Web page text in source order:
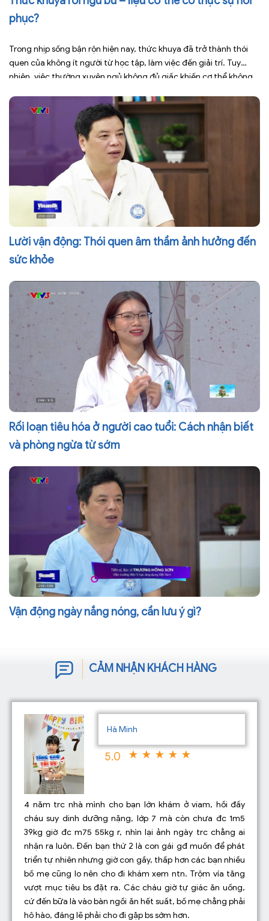
phục?
Trong nhịp sống bận rộn hiện nay, thức khuya đã trở thành thói
quen của không ít người từ học tập, làm việc đến giải trí. Tuy
nhiên, việc thường xuyên ngủ không đủ giấc khiến cơ thể không
trung, […]
Lười vận động: Thói quen âm thầm ảnh hưởng đến
sức khỏe
Rối loạn tiêu hóa ở người cao tuổi: Cách nhận biết
và phòng ngừa từ sớm
Vận động ngày nắng nóng, cần lưu ý gì?
CẢM NHẬN KHÁCH HÀNG
Hà Minh
5.0
4 năm trc nhà mình cho bạn lớn khám ở viam, hồi đấy
cháu suy dinh dưỡng nặng, lớp 7 mà còn chưa đc 1m5
39kg giờ đc m75 55kg r, nhìn lại ảnh ngày trc chẳng ai
nhận ra luôn. Đến bạn thứ 2 là con gái gđ muốn để phát
triển tự nhiên nhưng giờ con gầy, thấp hơn các bạn nhiều
bố mẹ cũng lo nên cho đi khám xem ntn. Trộm vía tăng
vượt mục tiêu bs đặt ra. Các cháu giờ tự giác ăn uống,
cứ đến bữa là vào bàn ngồi ăn hết suất, bố mẹ chẳng phải
hô hào, đáng lẽ phải cho đi gặp bs sớm hơn.